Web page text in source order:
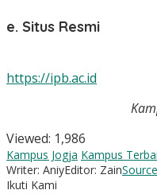
e. Situs Resmi
https://ipb.ac.id
Viewed: 1,986
Kampus Jogja Kampus
Writer: AniyEditor: Zain
Ikuti Kami